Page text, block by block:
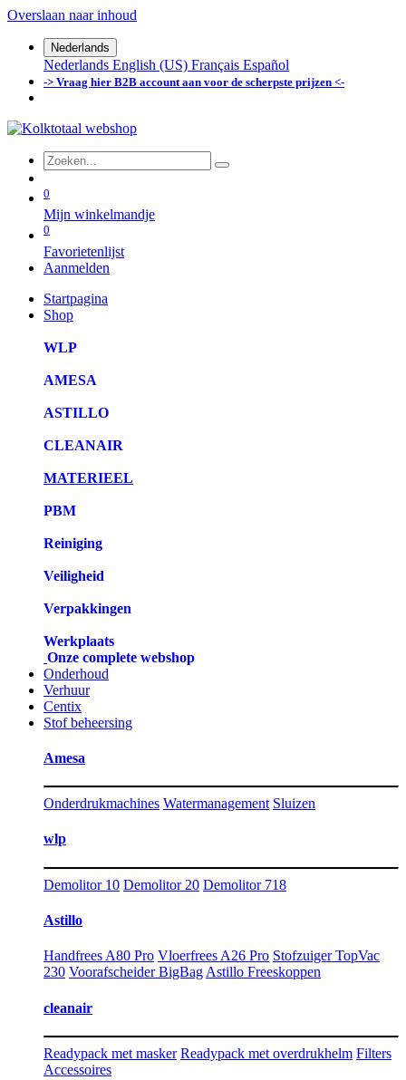
Overslaan naar inhoud
Nederlands
Nederlands English (US) Français Español
-> Vraag hier B2B account aan voor de scherpste prijzen <-
0
Mijn winkelmandje
0
Favorietenlijst
Aanmelden
Startpagina
Shop
WLP
AMESA
ASTILLO
CLEANAIR
MATERIEEL
PBM
Reiniging
Veiligheid
Verpakkingen
Werkplaats
Onze complete webshop
Onderhoud
Verhuur
Centix
Stof beheersing
Amesa
Onderdrukmachines Watermanagement Sluizen
wlp
Demolitor 10 Demolitor 20 Demolitor 718
Astillo
Handfrees A80 Pro Vloerfrees A26 Pro Stofzuiger TopVac
230 Voorafscheider BigBag Astillo Freeskoppen
cleanair
Readypack met masker Readypack met overdrukhelm Filters
Accessoires